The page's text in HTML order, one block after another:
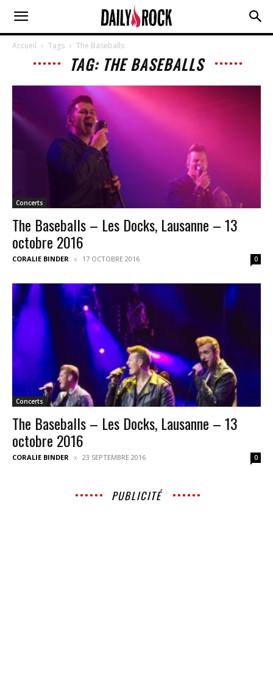
Accueil Tags The Baseballs
TAG: THE BASEBALLS
Concerts
The Baseballs – Les Docks, Lausanne – 13
octobre 2016
CORALIE BINDER 17 OCTOBRE 2016 0
Concerts
The Baseballs – Les Docks, Lausanne – 13
octobre 2016
CORALIE BINDER 23 SEPTEMBRE 2016 0
PUBLICITÉ